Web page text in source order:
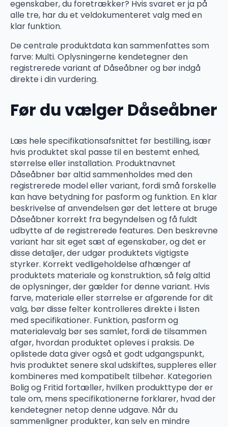
egenskaber, du foretrækker? Hvis svaret er ja på
alle tre, har du et veldokumenteret valg med en
klar funktion.
De centrale produktdata kan sammenfattes som
farve: Multi. Oplysningerne kendetegner den
registrerede variant af Dåseåbner og bør indgå
direkte i din vurdering.
Før du vælger Dåseåbner
Læs hele specifikationsafsnittet før bestilling, især
hvis produktet skal passe til en bestemt enhed,
størrelse eller installation. Produktnavnet
Dåseåbner bør altid sammenholdes med den
registrerede model eller variant, fordi små forskelle
kan have betydning for pasform og funktion. En klar
beskrivelse af anvendelsen gør det lettere at bruge
Dåseåbner korrekt fra begyndelsen og få fuldt
udbytte af de registrerede features. Den beskrevne
variant har sit eget sæt af egenskaber, og det er
disse detaljer, der udgør produktets vigtigste
styrker. Korrekt vedligeholdelse afhænger af
produktets materiale og konstruktion, så følg altid
de oplysninger, der gælder for denne variant. Hvis
farve, materiale eller størrelse er afgørende for dit
valg, bør disse felter kontrolleres direkte i listen
med specifikationer. Funktion, pasform og
materialevalg bør ses samlet, fordi de tilsammen
afgør, hvordan produktet opleves i praksis. De
oplistede data giver også et godt udgangspunkt,
hvis produktet senere skal udskiftes, suppleres eller
kombineres med kompatibelt tilbehør. Kategorien
Bolig og Fritid fortæller, hvilken produkttype der er
tale om, mens specifikationerne forklarer, hvad der
kendetegner netop denne udgave. Når du
sammenligner produkter, kan selv en mindre